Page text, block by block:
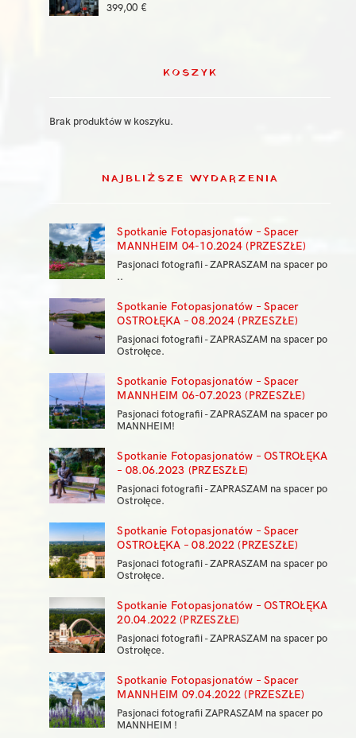
399,00 €
KOSZYK
Brak produktów w koszyku.
NAJBLIŻSZE WYDARZENIA
Spotkanie Fotopasjonatów – Spacer
MANNHEIM 04-10.2024 (PRZESZŁE)
Pasjonaci fotografii - ZAPRASZAM na spacer po
..
Spotkanie Fotopasjonatów – Spacer
OSTROŁĘKA – 08.2024 (PRZESZŁE)
Pasjonaci fotografii - ZAPRASZAM na spacer po
Ostrołęce.
Spotkanie Fotopasjonatów – Spacer
MANNHEIM 06-07.2023 (PRZESZŁE)
Pasjonaci fotografii - ZAPRASZAM na spacer po
MANNHEIM!
Spotkanie Fotopasjonatów – OSTROŁĘKA
– 08.06.2023 (PRZESZŁE)
Pasjonaci fotografii - ZAPRASZAM na spacer po
Ostrołęce.
Spotkanie Fotopasjonatów – Spacer
OSTROŁĘKA – 08.2022 (PRZESZŁE)
Pasjonaci fotografii - ZAPRASZAM na spacer po
Ostrołęce.
Spotkanie Fotopasjonatów – OSTROŁĘKA
20.04.2022 (PRZESZŁE)
Pasjonaci fotografii - ZAPRASZAM na spacer po
Ostrołęce.
Spotkanie Fotopasjonatów – Spacer
MANNHEIM 09.04.2022 (PRZESZŁE)
Pasjonaci fotografii ZAPRASZAM na spacer po
MANNHEIM !